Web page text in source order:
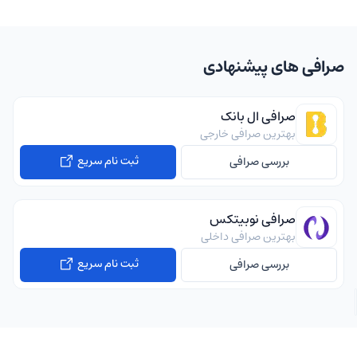
صرافی های پیشنهادی
صرافی ال بانک
بهترین صرافی خارجی
بررسی صرافی
ثبت نام سریع
صرافی نوبیتکس
بهترین صرافی داخلی
بررسی صرافی
ثبت نام سریع